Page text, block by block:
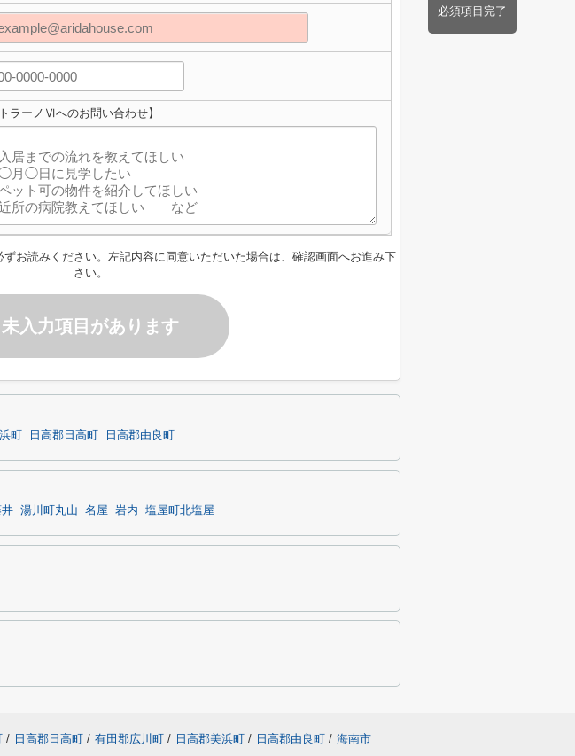
必須項目完了
トラーノⅥへのお問い合わせ】
ずお読みください。左記内容に同意いただいた場合は、確認画面へお進み下
さい。
未入力項目があります
町 日高郡日高町 日高郡由良町
井 湯川町丸山 名屋 岩内 塩屋町北塩屋
/ 日高郡日高町 / 有田郡広川町 / 日高郡美浜町 / 日高郡由良町 / 海南市